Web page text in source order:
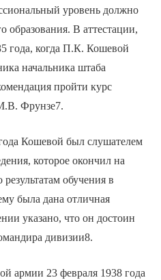
уровень должно
образования. В аттестации,
года, когда П.К. Кошевой
начальника штаба
пройти курс
Фрунзе7.
Кошевой был слушателем
которое окончил на
обучения в
была дана отличная
указано, что он достоин
дивизии8.
армии 23 февраля 1938 года